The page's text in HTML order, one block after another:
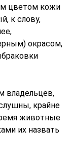
цветом кожи
к слову,
окрасом,
владельцев,
крайне
животные
их назвать